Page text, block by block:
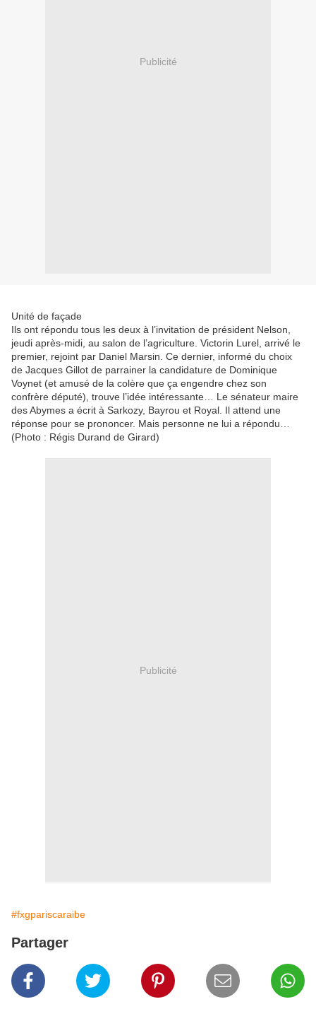
Publicité
Unité de façade
Ils ont répondu tous les deux à l’invitation de président Nelson,
jeudi après-midi, au salon de l’agriculture. Victorin Lurel, arrivé le
premier, rejoint par Daniel Marsin. Ce dernier, informé du choix
de Jacques Gillot de parrainer la candidature de Dominique
Voynet (et amusé de la colère que ça engendre chez son
confrère député), trouve l’idée intéressante… Le sénateur maire
des Abymes a écrit à Sarkozy, Bayrou et Royal. Il attend une
réponse pour se prononcer. Mais personne ne lui a répondu…
(Photo : Régis Durand de Girard)
Publicité
#fxgpariscaraibe
Partager